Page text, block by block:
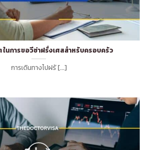
นการขอวีซ่าฝรั่งเศสสำหรับครอบครัว
การเดินทางไปฝรั [...]